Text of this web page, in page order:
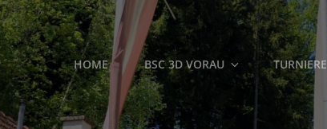
HOME BSC 3D VORAU TURNIERE